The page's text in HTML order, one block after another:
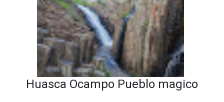
Huasca Ocampo Pueblo magico